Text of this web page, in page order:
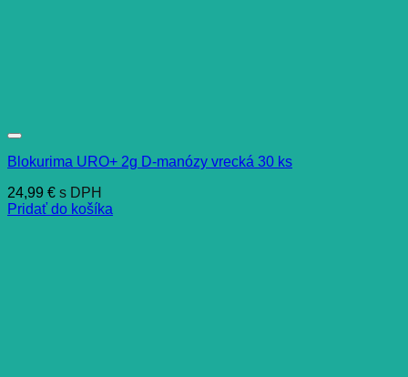
Blokurima URO+ 2g D-manózy vrecká 30 ks
24,99 € s DPH
Pridať do košíka